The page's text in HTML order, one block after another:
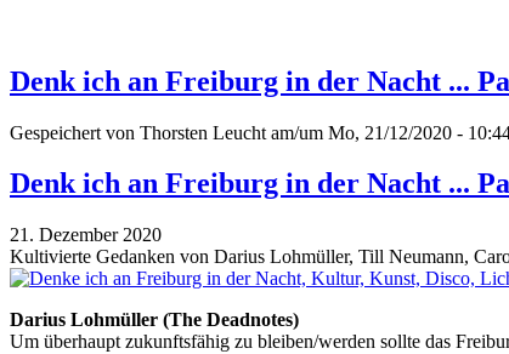
Denk ich an Freiburg in der Nacht ...
Gespeichert von Thorsten Leucht am/um Mo, 21/12/2020 -
Denk ich an Freiburg in der Nacht ...
21. Dezember 2020
Kultivierte Gedanken von Darius Lohmüller, Till Neumann,
Darius Lohmüller (The Deadnotes)
Um überhaupt zukunftsfähig zu bleiben/werden sollte das